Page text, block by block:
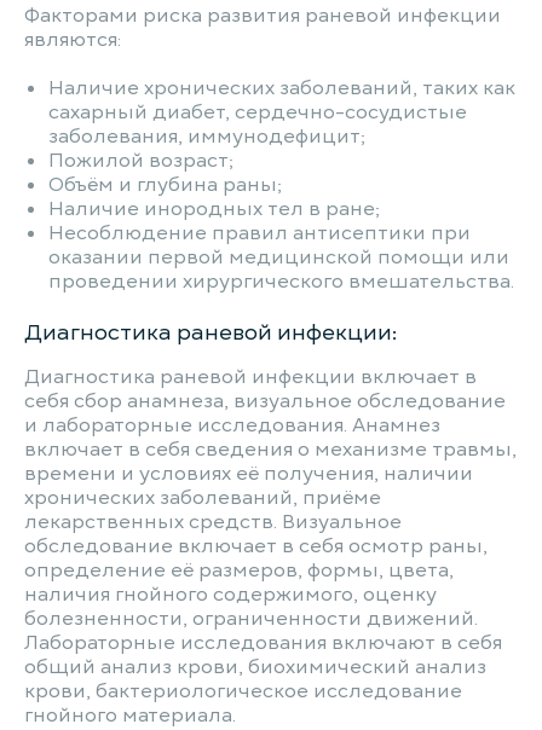
Факторами риска развития раневой инфекции
являются:
Наличие хронических заболеваний, таких как
сахарный диабет, сердечно-сосудистые
заболевания, иммунодефицит;
Пожилой возраст;
Объём и глубина раны;
Наличие инородных тел в ране;
Несоблюдение правил антисептики при
оказании первой медицинской помощи или
проведении хирургического вмешательства.
Диагностика раневой инфекции:
Диагностика раневой инфекции включает в
себя сбор анамнеза, визуальное обследование
и лабораторные исследования. Анамнез
включает в себя сведения о механизме травмы,
времени и условиях её получения, наличии
хронических заболеваний, приёме
лекарственных средств. Визуальное
обследование включает в себя осмотр раны,
определение её размеров, формы, цвета,
наличия гнойного содержимого, оценку
болезненности, ограниченности движений.
Лабораторные исследования включают в себя
общий анализ крови, биохимический анализ
крови, бактериологическое исследование
гнойного материала.